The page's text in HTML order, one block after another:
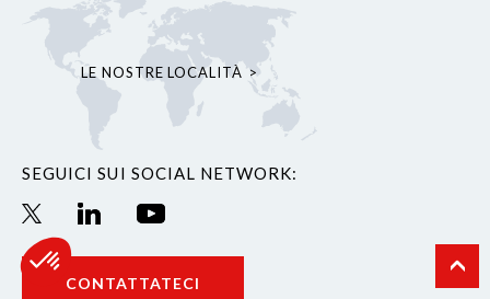
LE NOSTRE LOCALITÀ
SEGUICI SUI SOCIAL NETWORK:
CONTATTATECI